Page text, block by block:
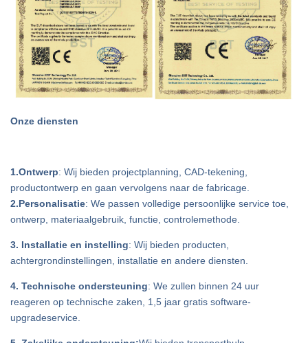
Onze diensten
1.Ontwerp: Wij bieden projectplanning, CAD-tekening,
productontwerp en gaan vervolgens naar de fabricage.
2.Personalisatie: We passen volledige persoonlijke service toe,
ontwerp, materiaalgebruik, functie, controlemethode.
3. Installatie en instelling: Wij bieden producten,
achtergrondinstellingen, installatie en andere diensten.
4. Technische ondersteuning: We zullen binnen 24 uur
reageren op technische zaken, 1,5 jaar gratis software-
upgradeservice.